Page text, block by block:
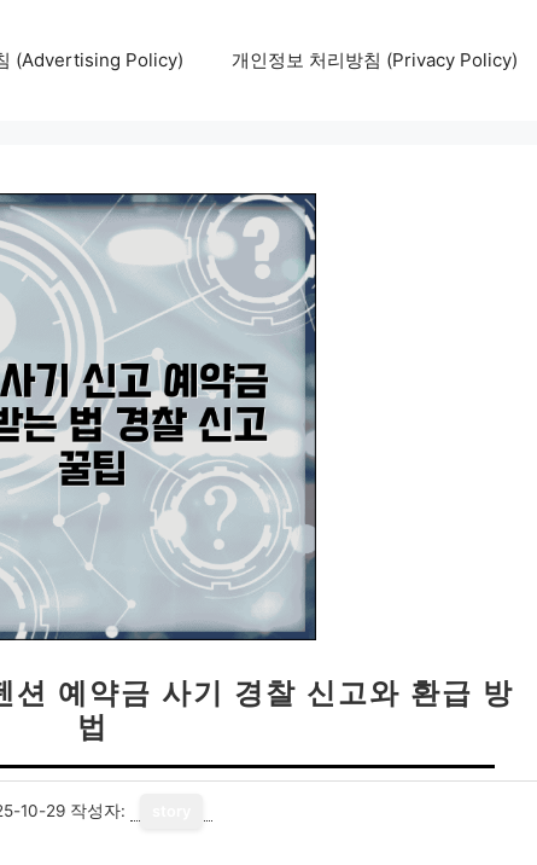
(Advertising Policy) 개인정보 처리방침 (Privacy Policy)
예약금 사기 경찰 신고와 환급 방
법
10-29 작성자: